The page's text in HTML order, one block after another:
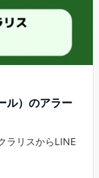
ル）のアラー
ラリスからLINE